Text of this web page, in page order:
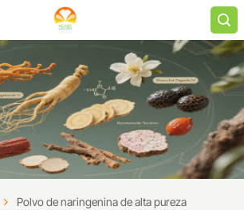
Polvo de naringenina de alta pureza